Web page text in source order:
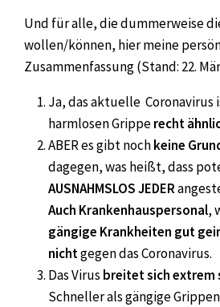
Und für alle, die dummerweise
wollen/können, hier meine
Zusammenfassung (Stand: 22.
Ja, das aktuelle Coronavirus
harmlosen Gripperecht
ABER es gibt nochkeine
dagegen, was heißt, dass
AUSNAHMSLOS JEDER
Auch Krankenhauspersonal,
gängige Krankheiten gut
nichtgegen das Coronavirus.
Das Virus breitet sich extrem
Schneller als gängige